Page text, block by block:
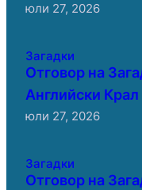
юли 27, 2026
Загадки
Отговор на
Английски
юли 27, 2026
Загадки
Отговор на